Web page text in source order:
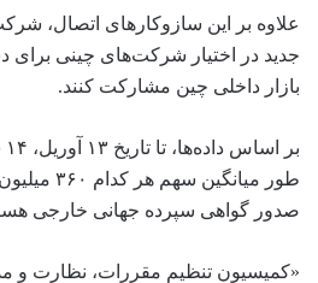
علاوه بر این سازوکارهای اتصال،
جدید در اختیار شرکت‌های چینی برای
بازار داخلی چین مشارکت کنند.
طور
صدور گواهی‌ سپرده جهانی خارجی
«کمیسیون تنظیم مقررات، نظارت و